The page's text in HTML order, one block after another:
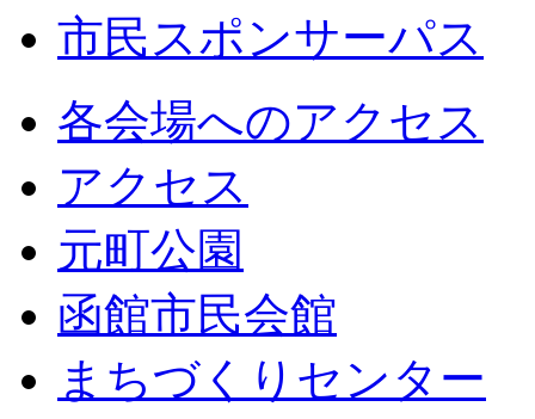
市民スポンサーパス
各会場へのアクセス
アクセス
元町公園
函館市民会館
まちづくりセンター